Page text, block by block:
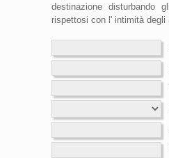
destinazione disturbando
rispettosi con l' intimità degli